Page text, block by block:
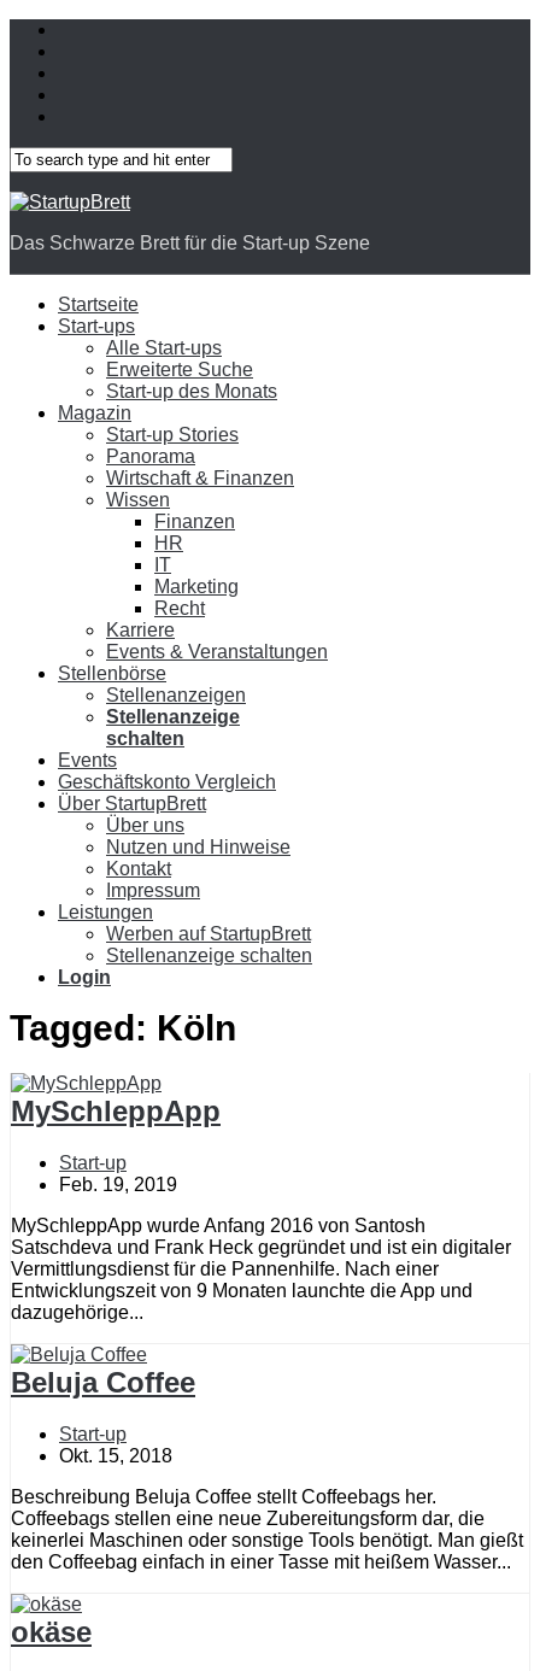
Das Schwarze Brett für die Start-up Szene
Startseite
Start-ups
Alle Start-ups
Erweiterte Suche
Start-up des Monats
Magazin
Start-up Stories
Panorama
Wirtschaft & Finanzen
Wissen
Finanzen
HR
IT
Marketing
Recht
Karriere
Events & Veranstaltungen
Stellenbörse
Stellenanzeigen
Stellenanzeige
schalten
Events
Geschäftskonto Vergleich
Über StartupBrett
Über uns
Nutzen und Hinweise
Kontakt
Impressum
Leistungen
Werben auf StartupBrett
Stellenanzeige schalten
Login
Tagged: Köln
MySchleppApp
Start-up
Feb. 19, 2019
MySchleppApp wurde Anfang 2016 von Santosh
Satschdeva und Frank Heck gegründet und ist ein digitaler
Vermittlungsdienst für die Pannenhilfe. Nach einer
Entwicklungszeit von 9 Monaten launchte die App und
dazugehörige...
Beluja Coffee
Start-up
Okt. 15, 2018
Beschreibung Beluja Coffee stellt Coffeebags her.
Coffeebags stellen eine neue Zubereitungsform dar, die
keinerlei Maschinen oder sonstige Tools benötigt. Man gießt
den Coffeebag einfach in einer Tasse mit heißem Wasser...
okäse